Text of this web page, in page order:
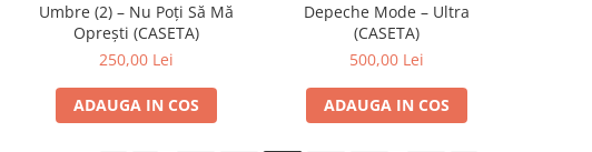
Umbre (2) – Nu Poți Să Mă
Oprești (CASETA)
250,00 Lei
ADAUGA IN COS
Depeche Mode – Ultra
(CASETA)
500,00 Lei
ADAUGA IN COS